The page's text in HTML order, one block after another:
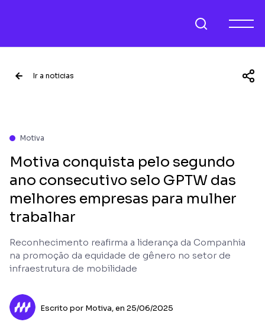
Ir a noticias
Motiva
Motiva conquista pelo segundo
ano consecutivo selo GPTW das
melhores empresas para mulher
trabalhar
Reconhecimento reafirma a liderança da Companhia
na promoção da equidade de gênero no setor de
infraestrutura de mobilidade
Escrito por Motiva,en 25/06/2025